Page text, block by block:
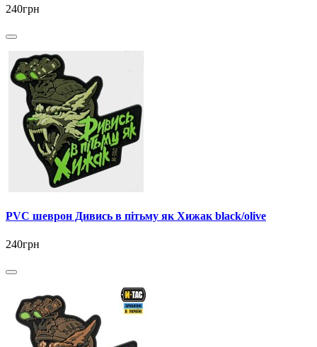
240грн
PVC шеврон Дивись в пітьму як Хижак black/olive
240грн